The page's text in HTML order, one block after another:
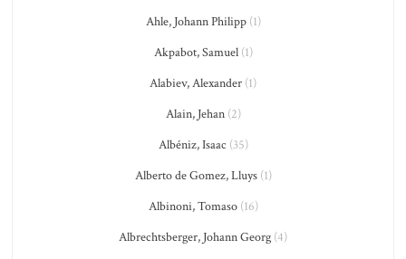
Ahle, Johann Philipp(1)
Akpabot, Samuel(1)
Alabiev, Alexander (1)
Alain, Jehan(2)
Albéniz, Isaac (35)
Alberto de Gomez, Lluys(1)
Albinoni, Tomaso(16)
Albrechtsberger, Johann Georg (4)